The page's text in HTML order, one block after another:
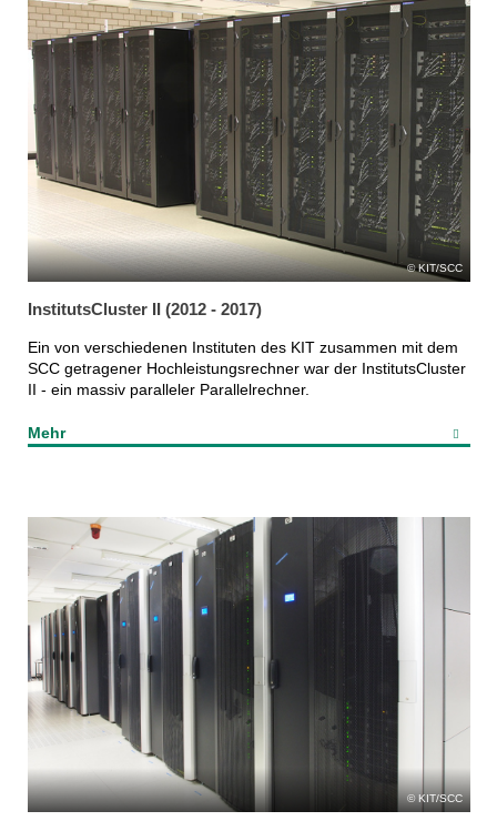
KIT/SCC
InstitutsCluster II (2012 - 2017)
Ein von verschiedenen Instituten des KIT zusammen mit dem
SCC getragener Hochleistungsrechner war der InstitutsCluster
II - ein massiv paralleler Parallelrechner.
Mehr
KIT/SCC